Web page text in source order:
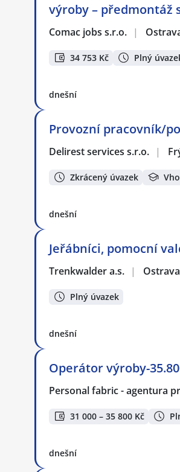
výroby – předmontáž
Comac jobs s.r.o. |
34 753 Kč Plný
dnešní
Provozní pracovník/
Delirest services s.r.o. |
Zkrácený úvazek
dnešní
Jeřábníci, pomocní
Trenkwalder a.s. | Ostrava
Plný úvazek
dnešní
Operátor výroby-
Personal fabric - agentura
31 000 – 35 800 Kč
dnešní